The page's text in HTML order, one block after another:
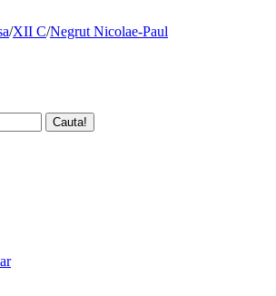
/XII C/Negrut Nicolae-Paul